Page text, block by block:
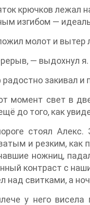
крючков лежал
изгибом —
молот и вытер
— выдохнул я.
радостно закивал и
момент свет в
до того, как
стоял Алекс.
и резким, как
ножниц,
контраст с
над свитками, а
у него висела